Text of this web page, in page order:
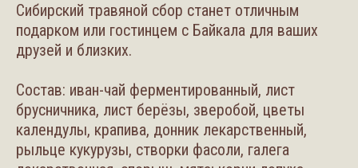
Сибирский травяной сбор станет отличным
подарком или гостинцем с Байкала для ваших
друзей и близких.
Состав: иван-чай ферментированный, лист
брусничника, лист берёзы, зверобой, цветы
календулы, крапива, донник лекарственный,
рыльце кукурузы, створки фасоли, галега